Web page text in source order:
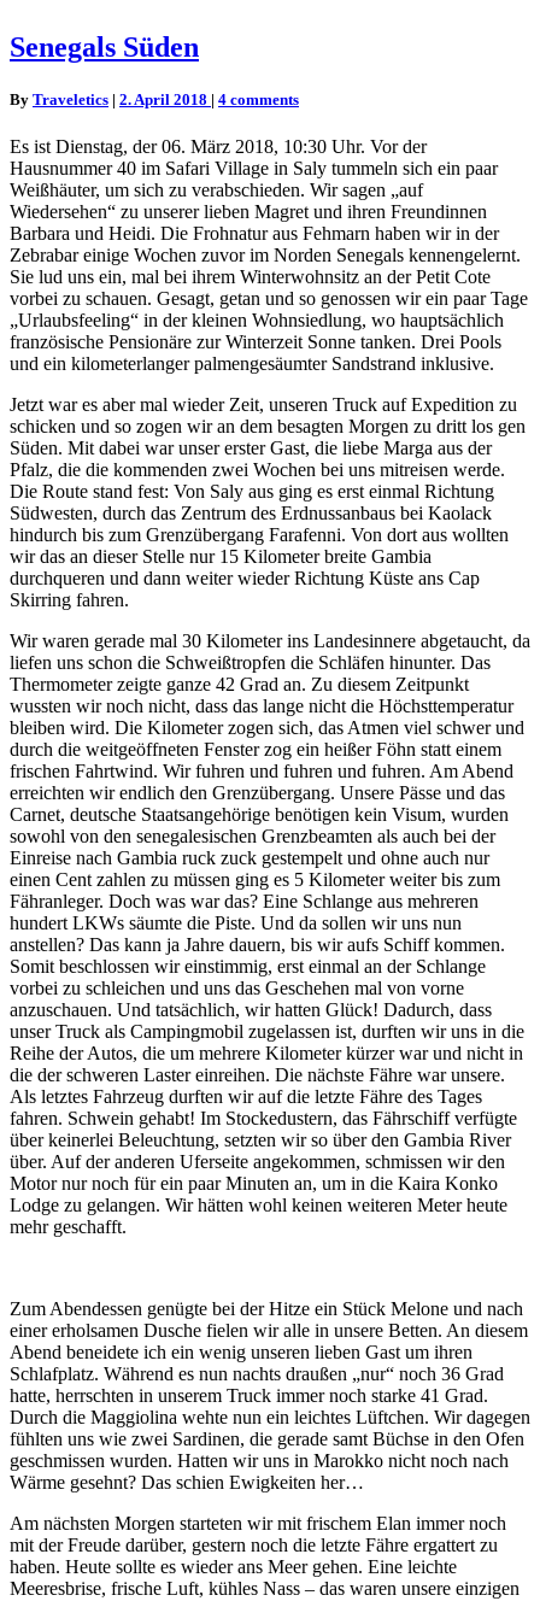
Senegals
Süden
Senegals Süden
By Traveletics | 2. April 2018 | Comments
4 comments
Es ist Dienstag, der 06. März 2018, 10:30 Uhr. Vor der
Hausnummer 40 im Safari Village in Saly tummeln sich ein paar
Weißhäuter, um sich zu verabschieden. Wir sagen „auf
Wiedersehen“ zu unserer lieben Magret und ihren Freundinnen
Barbara und Heidi. Die Frohnatur aus Fehmarn haben wir in der
Zebrabar einige Wochen zuvor im Norden Senegals kennengelernt.
Sie lud uns ein, mal bei ihrem Winterwohnsitz an der Petit Cote
vorbei zu schauen. Gesagt, getan und so genossen wir ein paar Tage
„Urlaubsfeeling“ in der kleinen Wohnsiedlung, wo hauptsächlich
französische Pensionäre zur Winterzeit Sonne tanken. Drei Pools
und ein kilometerlanger palmengesäumter Sandstrand inklusive.
Jetzt war es aber mal wieder Zeit, unseren Truck auf Expedition zu
schicken und so zogen wir an dem besagten Morgen zu dritt los gen
Süden. Mit dabei war unser erster Gast, die liebe Marga aus der
Pfalz, die die kommenden zwei Wochen bei uns mitreisen werde.
Die Route stand fest: Von Saly aus ging es erst einmal Richtung
Südwesten, durch das Zentrum des Erdnussanbaus bei Kaolack
hindurch bis zum Grenzübergang Farafenni. Von dort aus wollten
wir das an dieser Stelle nur 15 Kilometer breite Gambia
durchqueren und dann weiter wieder Richtung Küste ans Cap
Skirring fahren.
Wir waren gerade mal 30 Kilometer ins Landesinnere abgetaucht, da
liefen uns schon die Schweißtropfen die Schläfen hinunter. Das
Thermometer zeigte ganze 42 Grad an. Zu diesem Zeitpunkt
wussten wir noch nicht, dass das lange nicht die Höchsttemperatur
bleiben wird. Die Kilometer zogen sich, das Atmen viel schwer und
durch die weitgeöffneten Fenster zog ein heißer Föhn statt einem
frischen Fahrtwind. Wir fuhren und fuhren und fuhren. Am Abend
erreichten wir endlich den Grenzübergang. Unsere Pässe und das
Carnet, deutsche Staatsangehörige benötigen kein Visum, wurden
sowohl von den senegalesischen Grenzbeamten als auch bei der
Einreise nach Gambia ruck zuck gestempelt und ohne auch nur
einen Cent zahlen zu müssen ging es 5 Kilometer weiter bis zum
Fähranleger. Doch was war das? Eine Schlange aus mehreren
hundert LKWs säumte die Piste. Und da sollen wir uns nun
anstellen? Das kann ja Jahre dauern, bis wir aufs Schiff kommen.
Somit beschlossen wir einstimmig, erst einmal an der Schlange
vorbei zu schleichen und uns das Geschehen mal von vorne
anzuschauen. Und tatsächlich, wir hatten Glück! Dadurch, dass
unser Truck als Campingmobil zugelassen ist, durften wir uns in die
Reihe der Autos, die um mehrere Kilometer kürzer war und nicht in
die der schweren Laster einreihen. Die nächste Fähre war unsere.
Als letztes Fahrzeug durften wir auf die letzte Fähre des Tages
fahren. Schwein gehabt! Im Stockedustern, das Fährschiff verfügte
über keinerlei Beleuchtung, setzten wir so über den Gambia River
über. Auf der anderen Uferseite angekommen, schmissen wir den
Motor nur noch für ein paar Minuten an, um in die Kaira Konko
Lodge zu gelangen. Wir hätten wohl keinen weiteren Meter heute
mehr geschafft.
Zum Abendessen genügte bei der Hitze ein Stück Melone und nach
einer erholsamen Dusche fielen wir alle in unsere Betten. An diesem
Abend beneidete ich ein wenig unseren lieben Gast um ihren
Schlafplatz. Während es nun nachts draußen „nur“ noch 36 Grad
hatte, herrschten in unserem Truck immer noch starke 41 Grad.
Durch die Maggiolina wehte nun ein leichtes Lüftchen. Wir dagegen
fühlten uns wie zwei Sardinen, die gerade samt Büchse in den Ofen
geschmissen wurden. Hatten wir uns in Marokko nicht noch nach
Wärme gesehnt? Das schien Ewigkeiten her…
Am nächsten Morgen starteten wir mit frischem Elan immer noch
mit der Freude darüber, gestern noch die letzte Fähre ergattert zu
haben. Heute sollte es wieder ans Meer gehen. Eine leichte
Meeresbrise, frische Luft, kühles Nass – das waren unsere einzigen